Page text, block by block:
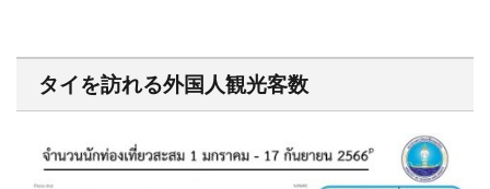
タイを訪れる外国人観光客数